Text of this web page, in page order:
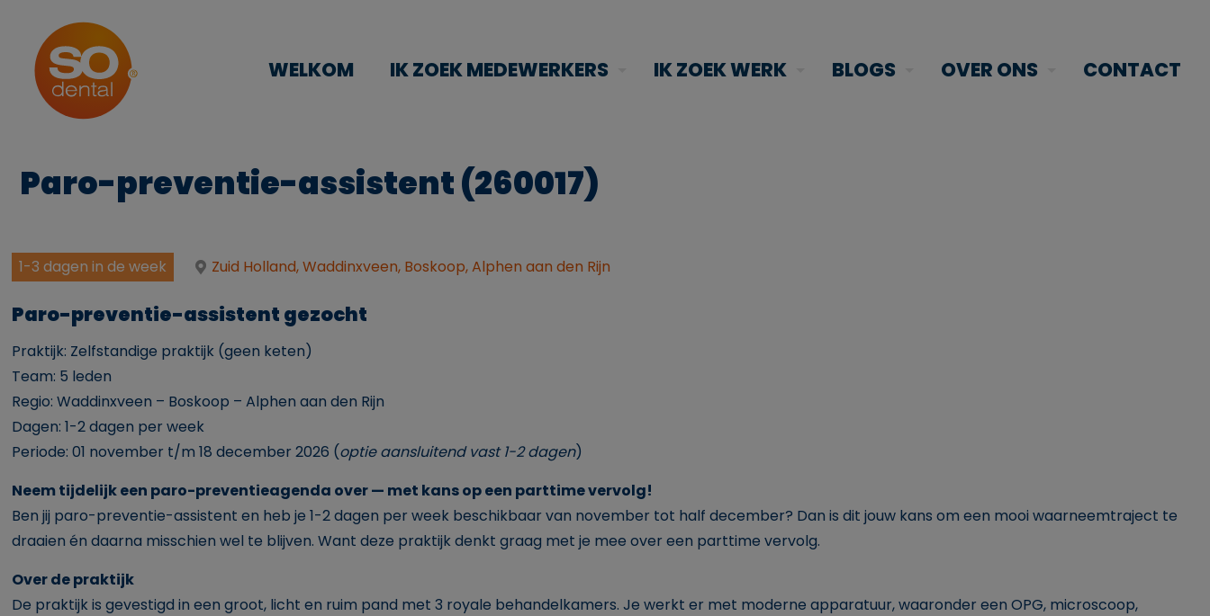
WELKOM IK ZOEK MEDEWERKERS IK ZOEK WERK BLOGS OVER ONS CONTACT
Paro-preventie-assistent (260017)
1-3 dagen in de week Zuid Holland, Waddinxveen, Boskoop, Alphen aan den Rijn
Paro-preventie-assistent gezocht
Praktijk: Zelfstandige praktijk (geen keten)
Team: 5 leden
Regio: Waddinxveen – Boskoop – Alphen aan den Rijn
Dagen: 1-2 dagen per week
Periode: 01 november t/m 18 december 2026 (optie aansluitend vast 1-2 dagen)
Neem tijdelijk een paro-preventieagenda over — met kans op een parttime vervolg!
Ben jij paro-preventie-assistent en heb je 1-2 dagen per week beschikbaar van november tot half december? Dan is dit jouw kans om een mooi waarneemtraject te
draaien én daarna misschien wel te blijven. Want deze praktijk denkt graag met je mee over een parttime vervolg.
Over de praktijk
De praktijk is gevestigd in een groot, licht en ruim pand met 3 royale behandelkamers. Je werkt er met moderne apparatuur, waaronder een OPG, microscoop,